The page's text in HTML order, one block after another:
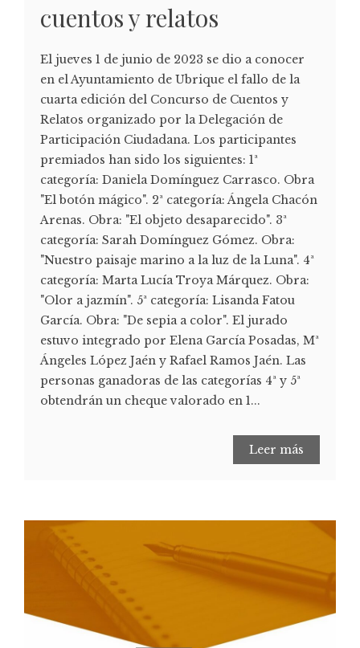
cuentos y relatos
El jueves 1 de junio de 2023 se dio a conocer
en el Ayuntamiento de Ubrique el fallo de la
cuarta edición del Concurso de Cuentos y
Relatos organizado por la Delegación de
Participación Ciudadana. Los participantes
premiados han sido los siguientes: 1ª
categoría: Daniela Domínguez Carrasco. Obra
"El botón mágico". 2ª categoría: Ángela Chacón
Arenas. Obra: "El objeto desaparecido". 3ª
categoría: Sarah Domínguez Gómez. Obra:
"Nuestro paisaje marino a la luz de la Luna". 4ª
categoría: Marta Lucía Troya Márquez. Obra:
"Olor a jazmín". 5ª categoría: Lisanda Fatou
García. Obra: "De sepia a color". El jurado
estuvo integrado por Elena García Posadas, Mª
Ángeles López Jaén y Rafael Ramos Jaén. Las
personas ganadoras de las categorías 4ª y 5ª
obtendrán un cheque valorado en 1...
Leer más